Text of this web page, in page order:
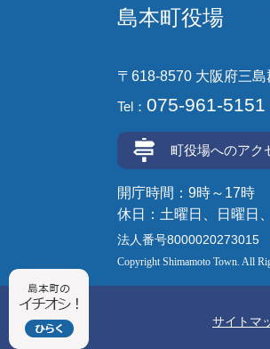
島本町役場
〒618-8570 大阪府三
Tel： 075-961-5151
町役場へのアク
開庁時間：9時～17時
休日：土曜日、日曜日
法人番号8000020273015
Copyright Shimamoto Town. All
サイトマ